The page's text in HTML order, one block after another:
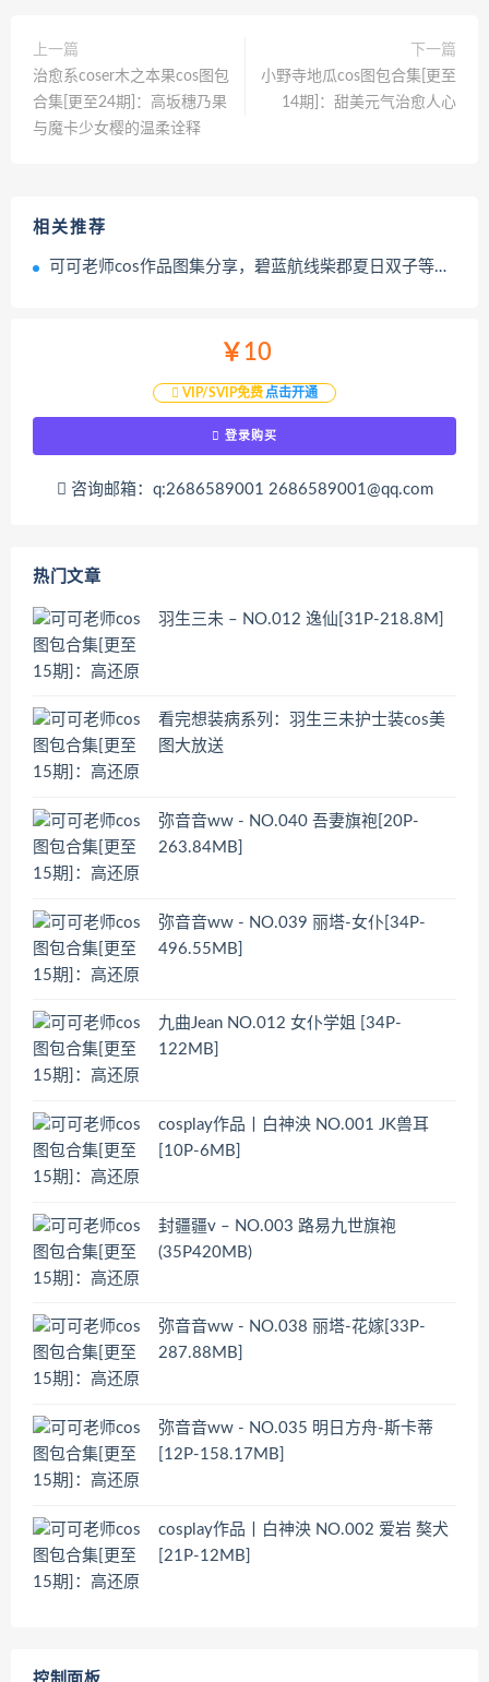
上一篇
治愈系coser木之本果cos图包
合集[更至24期]：高坂穗乃果
与魔卡少女樱的温柔诠释
下一篇
小野寺地瓜cos图包合集[更至
14期]：甜美元气治愈人心
相关推荐
可可老师cos作品图集分享，碧蓝航线柴郡夏日双子等热门角色盘点
￥10
VIP/SVIP免费 点击开通
登录购买
咨询邮箱：q:2686589001 2686589001@qq.com
热门文章
羽生三未 – NO.012 逸仙[31P-218.8M]
看完想装病系列：羽生三未护士装cos美
图大放送
弥音音ww - NO.040 吾妻旗袍[20P-
263.84MB]
弥音音ww - NO.039 丽塔-女仆[34P-
496.55MB]
九曲Jean NO.012 女仆学姐 [34P-
122MB]
cosplay作品丨白神泱 NO.001 JK兽耳
[10P-6MB]
封疆疆v – NO.003 路易九世旗袍
(35P420MB)
弥音音ww - NO.038 丽塔-花嫁[33P-
287.88MB]
弥音音ww - NO.035 明日方舟-斯卡蒂
[12P-158.17MB]
cosplay作品丨白神泱 NO.002 爱岩 獒犬
[21P-12MB]